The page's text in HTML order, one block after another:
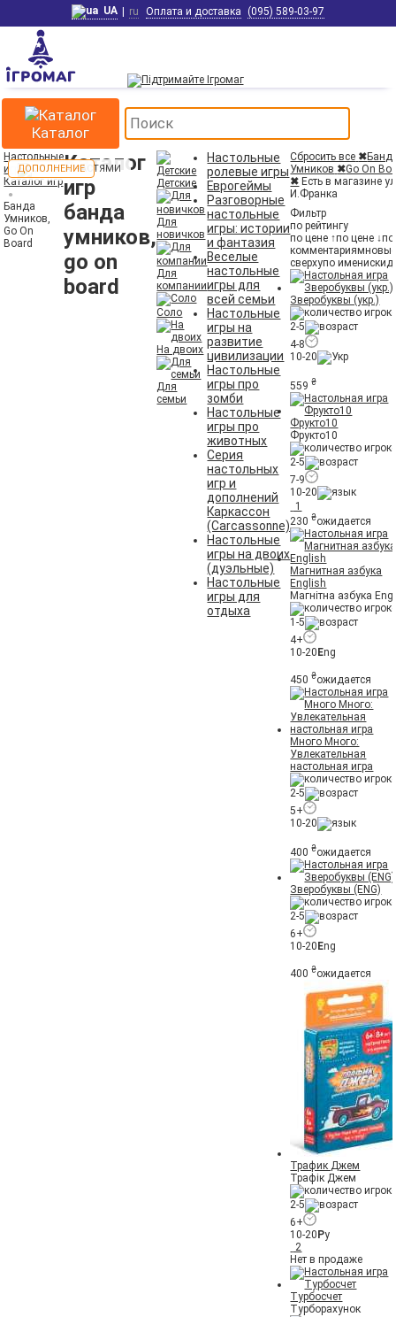
UA | ru Оплата и доставка (095) 589-03-97
Каталог
Настольные
игры
Каталог игр
Банда
Умников,
Go On
Board
Каталог
игр
банда
умников,
go on
board
Детские
Для
новичков
Для
компании
Соло
На двоих
Для
семьи
Настольные
ролевые игры
Еврогеймы
Разговорные
настольные
игры: истории
и фантазия
Веселые
настольные
игры для
всей семьи
Настольные
игры на
развитие
цивилизации
Настольные
игры про
зомби
Настольные
игры про
животных
Серия
настольных
игр и
дополнений
Каркассон
(Carcassonne)
Настольные
игры на двоих
(дуэльные)
Настольные
игры для
отдыха
Сбросить все ✖
Умников ✖Go On
✖ Есть в магазине
И.Франка
Фильтр
по рейтингу
по цене ↑по цене ↓по
комментариям
сверхупо имени
Зверобуквы (укр.)
2-5
4-8
10-20
559₴
Фрукто10
Фрукто10
2-5
7-9
10-20
1
230₴ожидается
Магнитная азбука
English
Магнітна азбука
1-5
4+
10-20 Eng
450₴ожидается
Много Много:
Увлекательная
настольная игра
2-5
5+
10-20
400₴ожидается
Зверобуквы (ENG)
2-5
6+
10-20 Eng
400₴ожидается
Трафик Джем
Трафік Джем
2-5
6+
10-20 Ру
2
Нет в продаже
Турбосчет
Турборахунок
ДОПОЛНЕНИЕ